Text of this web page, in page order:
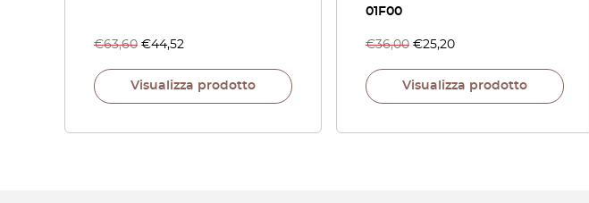
€63,60 €44,52
Visualizza prodotto
01F00
€36,00 €25,20
Visualizza prodotto